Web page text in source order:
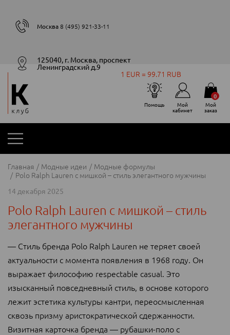
125040, г. Москва, проспект
Ленинградский д.9
Москва 8 (495) 921-33-11
1 EUR = 99.71 RUB
Помощь Мой
кабинет
Мой
заказ
0
Главная Модные идеи
Модные формулы
Polo Ralph Lauren с мишкой – стиль элегантного мужчины
14 декабря 2025
Polo Ralph Lauren с мишкой – стиль
элегантного мужчины
— Стиль бренда Polo Ralph Lauren не теряет своей
актуальности с момента появления в 1968 году. Он
выражает философию respectable casual. Это
изысканный повседневный стиль, в основе которого
лежит эстетика культуры кантри, переосмысленная
сквозь призму аристократической сдержанности.
Визитная карточка бренда — рубашки-поло с